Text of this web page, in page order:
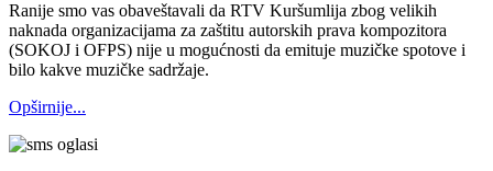
Ranije smo vas obaveštavali da RTV Kuršumlija zbog velikih
naknada organizacijama za zaštitu autorskih prava kompozitora
(SOKOJ i OFPS) nije u mogućnosti da emituje muzičke spotove i
bilo kakve muzičke sadržaje.
Opširnije...